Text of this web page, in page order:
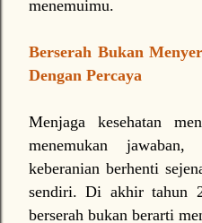
menemuimu.
Berserah Bukan
Dengan Percaya
Menjaga kesehatan
menemukan
keberanian berhenti
sendiri. Di akhir tahun
berserah bukan berarti